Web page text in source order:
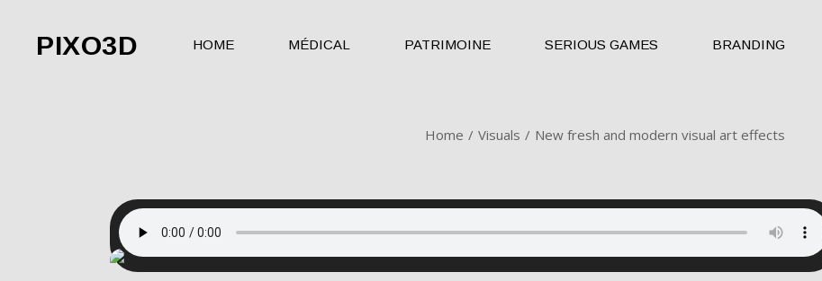
PIXO3D HOME MÉDICAL PATRIMOINE SERIOUS GAMES BRANDING
Home Visuals New fresh and modern visual art effects